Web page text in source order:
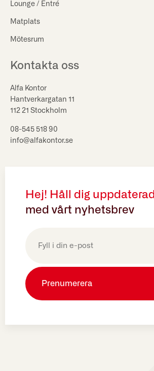
Lounge / Entré
Matplats
Mötesrum
Kontakta oss
Alfa Kontor
Hantverkargatan 11
112 21 Stockholm
08-545 518 90
info@alfakontor.se
Hej! Håll dig uppdaterad
med vårt nyhetsbrev
(Obligatoriskt)